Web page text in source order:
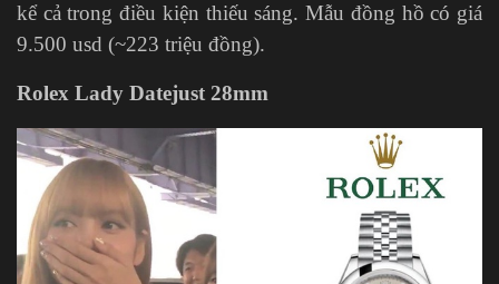
kể cả trong điều kiện thiếu sáng. Mẫu đồng hồ có giá
9.500 usd (~223 triệu đồng).
Rolex Lady Datejust 28mm